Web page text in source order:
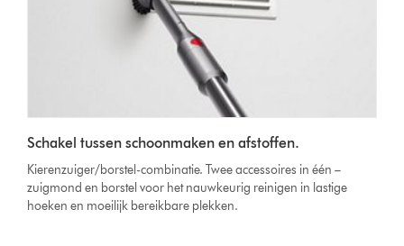
Schakel tussen schoonmaken en afstoffen.
Kierenzuiger/borstel-combinatie. Twee accessoires in één –
zuigmond en borstel voor het nauwkeurig reinigen in lastige
hoeken en moeilijk bereikbare plekken.